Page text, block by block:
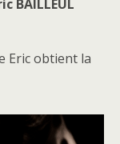
BAILLEUL
Eric obtient la